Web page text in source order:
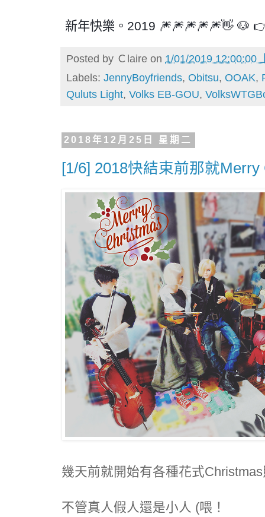
新年快樂。2019 🎆🎆🎆🎆🎆👋 🐶
Posted by Ｃlaire on 1/01/2019 12:00:00
Labels: JennyBoyfriends, Obitsu, OOAK,
Quluts Light, Volks EB-GOU,
2018年12月25日 星期二
[1/6] 2018快結束前那就
幾天前就開始有各種花式
不管真人假人還是小人 (喂！